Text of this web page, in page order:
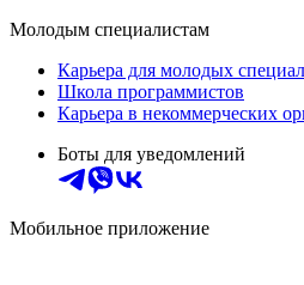
Молодым специалистам
Карьера для молодых
Школа программистов
Карьера в некоммерческих
Боты для уведомлений
Мобильное приложение